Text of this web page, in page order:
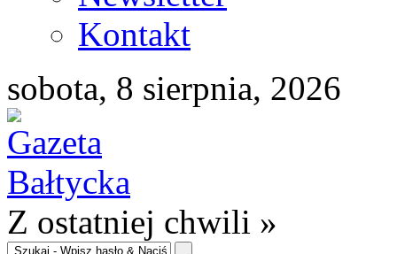
Kontakt
sobota, 8 sierpnia, 2026
Z ostatniej chwili »